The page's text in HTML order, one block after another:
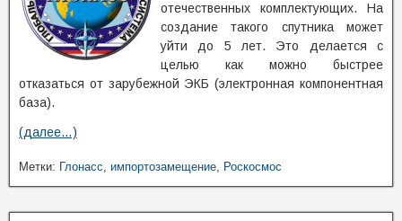
отечественных комплектующих. На
создание такого спутника может
уйти до 5 лет. Это делается с
целью как можно быстрее
отказаться от зарубежной ЭКБ (электронная компонентная
база).
(далее…)
Метки: Глонасс, импортозамещение, Роскосмос